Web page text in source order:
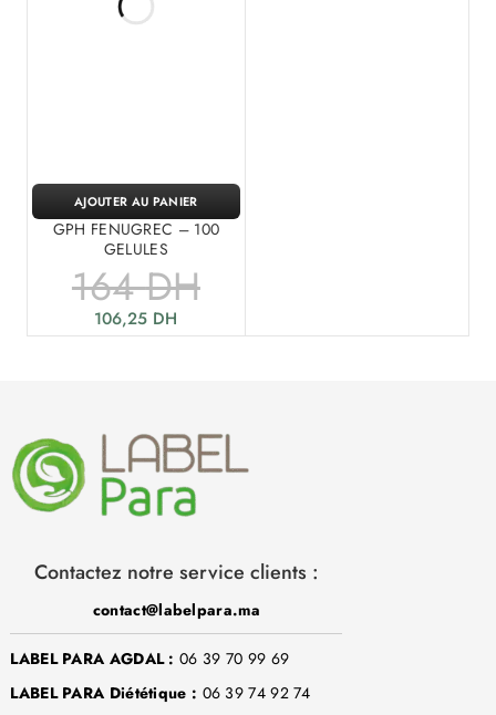
GPH FENUGREC – 100
GELULES
164DH
106,25 DH
AJOUTER AU PANIER
Contactez notre service clients :
contact@labelpara.ma
LABEL PARA AGDAL : 06 39 70 99 69
LABEL PARA Diététique : 06 39 74 92 74